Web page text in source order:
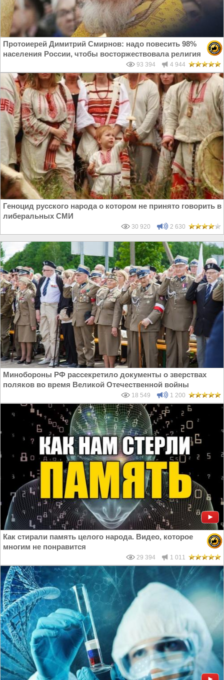
Протоиерей Димитрий Смирнов: надо повесить 98%
населения России, чтобы восторжествовала религия
93 394 4 944
Геноцид русского народа о котором не принято говорить в
либеральных СМИ
30 920 2 630
Минобороны РФ рассекретило документы о зверствах
поляков во время Великой Отечественной войны
18 549 1 200
Как стирали память целого народа. Видео, которое
многим не понравится
29 394 1 011